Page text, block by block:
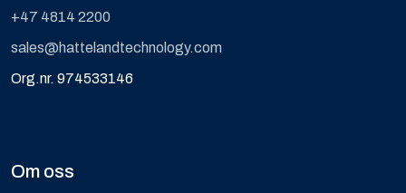
+47 4814 2200
sales@hattelandtechnology.com
Org.nr. 974533146
Om oss